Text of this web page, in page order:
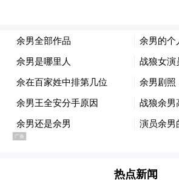
据了解，本届旅游节活动周
月19日，设置八大活动板块
海一方公园沉浸式西游文艺
文旅消费场景；另一方面创
文旅项目，在花果山、连岛
旅新赛道；同步开展旅行商
热点新闻